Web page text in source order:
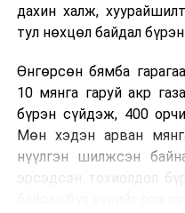
дахин халж,
тул нөхцөл байдал
Өнгөрсөн бямба
10 мянга гаруй акр
бүрэн сүйдэж, 400
Мөн хэдэн арван
нүүлгэн шилжсэн
эрсэдсэн тохиолдол